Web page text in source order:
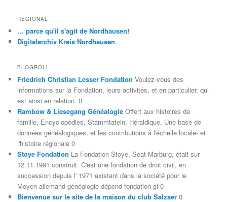
RÉGIONAL
… parce qu'il s'agit de Nordhausen!
Digitalarchiv Kreis Nordhausen
BLOGROLL
Friedrich Christian Lesser Fondation Voulez-vous des
informations sur la Fondation, leurs activités, et en particulier, qui
est ainsi en relation. 0
Rambow & Liesegang Généalogie Offert aux histoires de
famille, Encyclopédies, Stammtafeln, Héraldique, Une base de
données généalogiques, et les contributions à l'échelle locale- et
l'histoire régionale 0
Stoye Fondation La Fondation Stoye, Seat Marburg, était sur
12.11.1991 construit. C'est une fondation de droit civil, en
succession depuis l' 1971 existant dans la société pour le
Moyen-allemand généalogie dépend fondation gl 0
Bienvenue sur le site de la maison du club Salzaer 0